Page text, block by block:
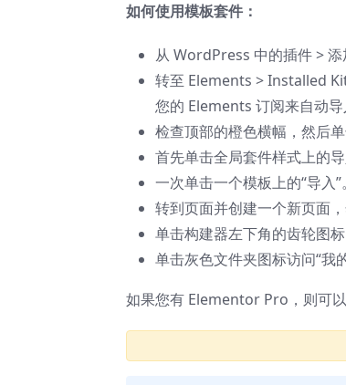
如何使用模板套件：
从 WordPress 中的插件 >
转至 Elements > Installed
您的 Elements 订阅来自动导
检查顶部的橙色横幅，然后
首先单击全局套件样式上的
一次单击一个模板上的“导入
转到页面并创建一个新页面
单击构建器左下角的齿轮图
单击灰色文件夹图标访问“我
如果您有 Elementor Pro，则可